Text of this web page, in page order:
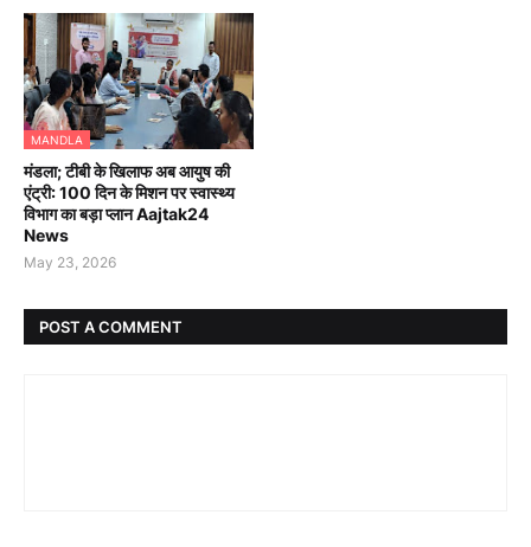
MANDLA
मंडला; टीबी के खिलाफ अब आयुष की
एंट्री: 100 दिन के मिशन पर स्वास्थ्य
विभाग का बड़ा प्लान Aajtak24
News
May 23, 2026
POST A COMMENT